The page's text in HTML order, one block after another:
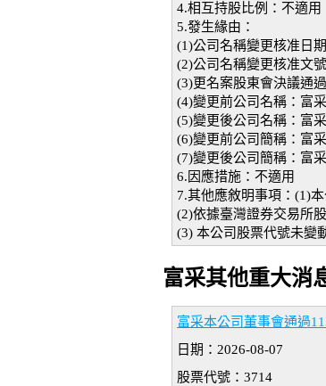
4.相互持股比例：不適用
5.發生緣由：
(1)公司名稱變更核准日
(2)公司名稱變更核准文
(3)更名案股東會決議通
(4)變更前公司名稱：富
(5)變更後公司名稱：富
(6)變更前公司簡稱：富采
(7)變更後公司簡稱：富采
6.因應措施：不適用
7.其他應敘明事項：(1)
(2)依據臺灣證券交易所
(3) 本公司股票代號未變
富采其他重大消
富采本公司董事會通過
日期：2026-08-07
股票代號：3714